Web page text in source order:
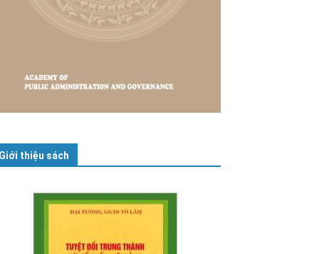
Giới thiệu sách